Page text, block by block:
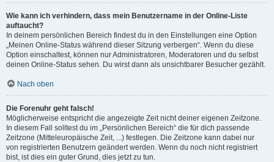
Wie kann ich verhindern, dass mein Benutzername in der Online-Liste
auftaucht?
In deinem persönlichen Bereich findest du in den Einstellungen eine Option
„Meinen Online-Status während dieser Sitzung verbergen“. Wenn du diese
Option einschaltest, können nur Administratoren, Moderatoren und du selbst
deinen Online-Status sehen. Du wirst dann als unsichtbarer Besucher gezählt.
Nach oben
Die Forenuhr geht falsch!
Möglicherweise entspricht die angezeigte Zeit nicht deiner eigenen Zeitzone.
In diesem Fall solltest du im „Persönlichen Bereich“ die für dich passende
Zeitzone (Mitteleuropäische Zeit, ...) festlegen. Die Zeitzone kann dabei nur
von registrierten Benutzern geändert werden. Wenn du noch nicht registriert
bist, ist dies ein guter Grund, dies jetzt zu tun.